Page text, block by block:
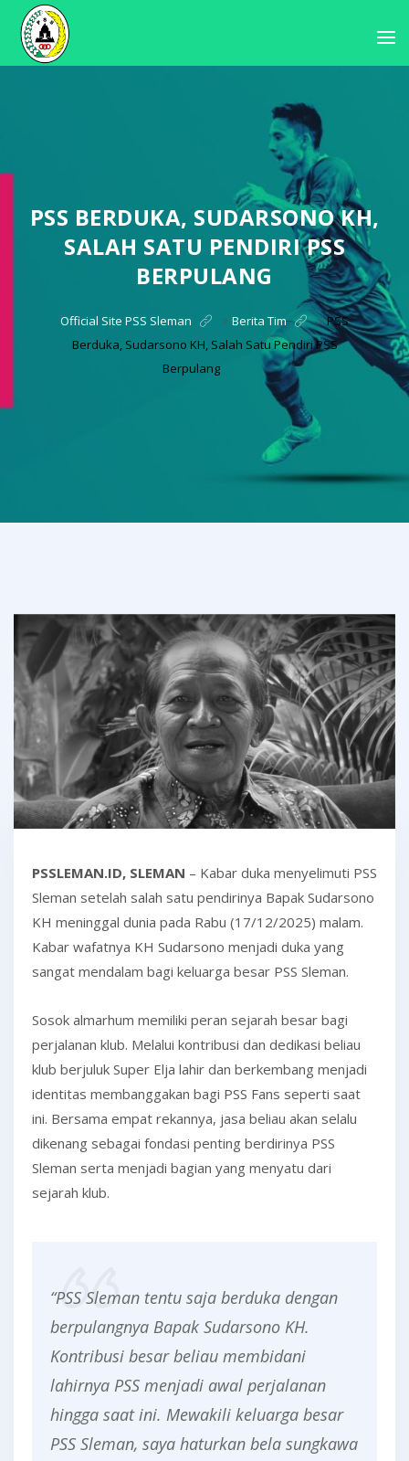
PSS BERDUKA, SUDARSONO KH,
SALAH SATU PENDIRI PSS
BERPULANG
Official Site PSS Sleman > Berita Tim >PSS
Berduka, Sudarsono KH, Salah Satu Pendiri PSS
Berpulang
PSSLEMAN.ID, SLEMAN – Kabar duka menyelimuti PSS
Sleman setelah salah satu pendirinya Bapak Sudarsono
KH meninggal dunia pada Rabu (17/12/2025) malam.
Kabar wafatnya KH Sudarsono menjadi duka yang
sangat mendalam bagi keluarga besar PSS Sleman.
Sosok almarhum memiliki peran sejarah besar bagi
perjalanan klub. Melalui kontribusi dan dedikasi beliau
klub berjuluk Super Elja lahir dan berkembang menjadi
identitas membanggakan bagi PSS Fans seperti saat
ini. Bersama empat rekannya, jasa beliau akan selalu
dikenang sebagai fondasi penting berdirinya PSS
Sleman serta menjadi bagian yang menyatu dari
sejarah klub.
“PSS Sleman tentu saja berduka dengan
berpulangnya Bapak Sudarsono KH.
Kontribusi besar beliau membidani
lahirnya PSS menjadi awal perjalanan
hingga saat ini. Mewakili keluarga besar
PSS Sleman, saya haturkan bela sungkawa